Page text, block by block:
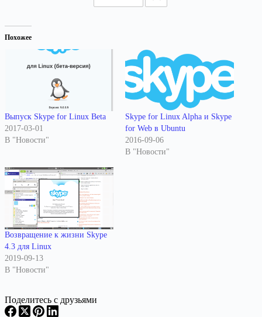
Похожее
Выпуск Skype for Linux Beta
2017-03-01
В "Новости"
Skype for Linux Alpha и Skype
for Web в Ubuntu
2016-09-06
В "Новости"
Возвращение к жизни Skype
4.3 для Linux
2019-09-13
В "Новости"
Поделитесь с друзьями